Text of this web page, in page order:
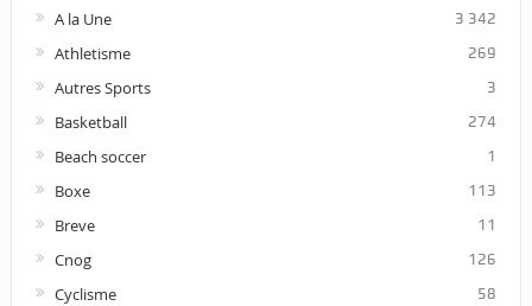
A la Une 3 342
Athletisme 269
Autres Sports 3
Basketball 274
Beach soccer 1
Boxe 113
Breve 11
Cnog 126
Cyclisme 58